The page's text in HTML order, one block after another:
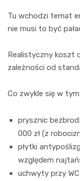
Tu wchodzi temat
nie musi to być
Realistyczny koszt
zależności od
Co zwykle się w
prysznic
000 zł (z
płytki
względem
uchwyty przy